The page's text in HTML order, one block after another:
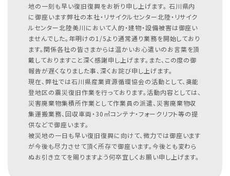
地の一刻も早い復旧復興をお祈り申し上げます。 石川県内
に御座います弊社の本社・リサイクルセンター北陸・リサイク
ルセンター北陸美川において人的・建物・設備被害は御座い
ませんでした。年明けの1/5より通常通り業務を開始しており
ます。関係各社の皆さまからは温かいお心遣いのお言葉を頂
戴しておりますこと深く感謝申し上げます。また、この度の御
報告が遅くなりました事、深くお詫び申し上げます。
現在、弊社では石川県産業資源循環協会の活動として、奥能
登地区の震災復旧作業を行っております。活動内容としては、
災害廃棄物集積所作業として作業員の派遣、災害廃棄物収
集運搬業務、回収車両・30㎥コンテナ・フォークリフト等の提
供などで御座います。
被災地の一日も早い復旧復興に向けて、微力では御座います
が今後も尽力させて頂く所存で御座います。今後とも変わら
ぬお引き立てを賜りますよう何卒宜しくお願い申し上げます。